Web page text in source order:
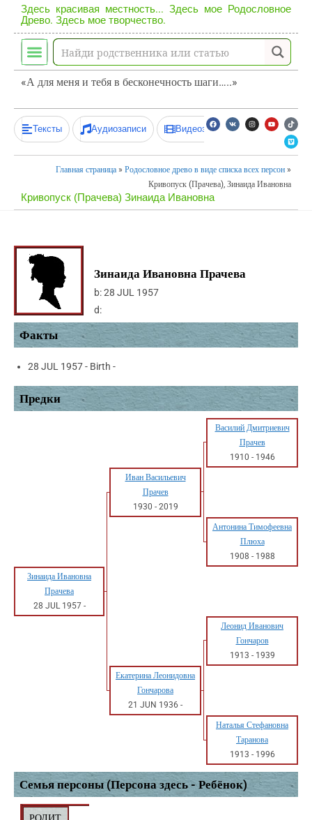
Здесь красивая местность... Здесь мое Родословное
Древо. Здесь мое творчество.
«А для меня и тебя в бесконечность шаги…..»
Тексты Аудиозаписи Видеозаписи
Главная страница » Родословное древо в виде списка всех персон »
Кривопуск (Прачева), Зинаида Ивановна
Кривопуск (Прачева) Зинаида Ивановна
Зинаида Ивановна Прачева
b:28 JUL 1957
d:
Факты
28 JUL 1957 - Birth -
Предки
Василий Дмитриевич
Прачев
1910 - 1946
Иван Васильевич
Прачев
1930 - 2019
Антонина Тимофеевна
Плюха
1908 - 1988
Зинаида Ивановна
Прачева
28 JUL 1957-
Леонид Иванович
Гончаров
1913 - 1939
Екатерина Леонидовна
Гончарова
21 JUN 1936 -
Наталья Стефановна
Таранова
1913 - 1996
Семья персоны (Персона здесь - Ребёнок)